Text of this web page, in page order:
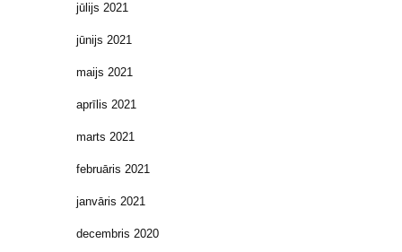
jūlijs 2021
jūnijs 2021
maijs 2021
aprīlis 2021
marts 2021
februāris 2021
janvāris 2021
decembris 2020